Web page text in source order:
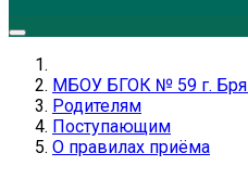
МБОУ БГОК № 59 г.
Родителям
Поступающим
О правилах приёма